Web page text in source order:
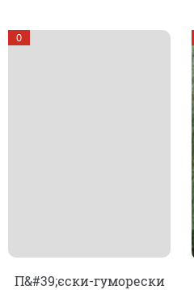
П&#39;єски-гуморески
0